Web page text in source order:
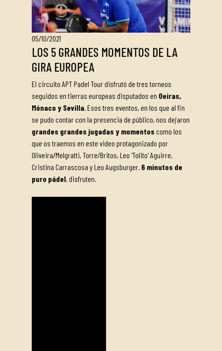
05/10/2021
LOS 5 GRANDES MOMENTOS DE LA
GIRA EUROPEA
El circuito APT Padel Tour disfrutó de tres torneos
seguidos en tierras europeas disputados en Oeiras,
Mónaco y Sevilla. Esos tres eventos, en los que al fin
se pudo contar con la presencia de público, nos dejaron
grandes grandes jugadas y momentos como los
que os traemos en este video protagonizado por
Oliveira/Melgratti, Torre/Britos, Leo 'Tolito' Aguirre,
Cristina Carrascosa y Leo Augsburger. 6 minutos de
puro pádel, disfruten.